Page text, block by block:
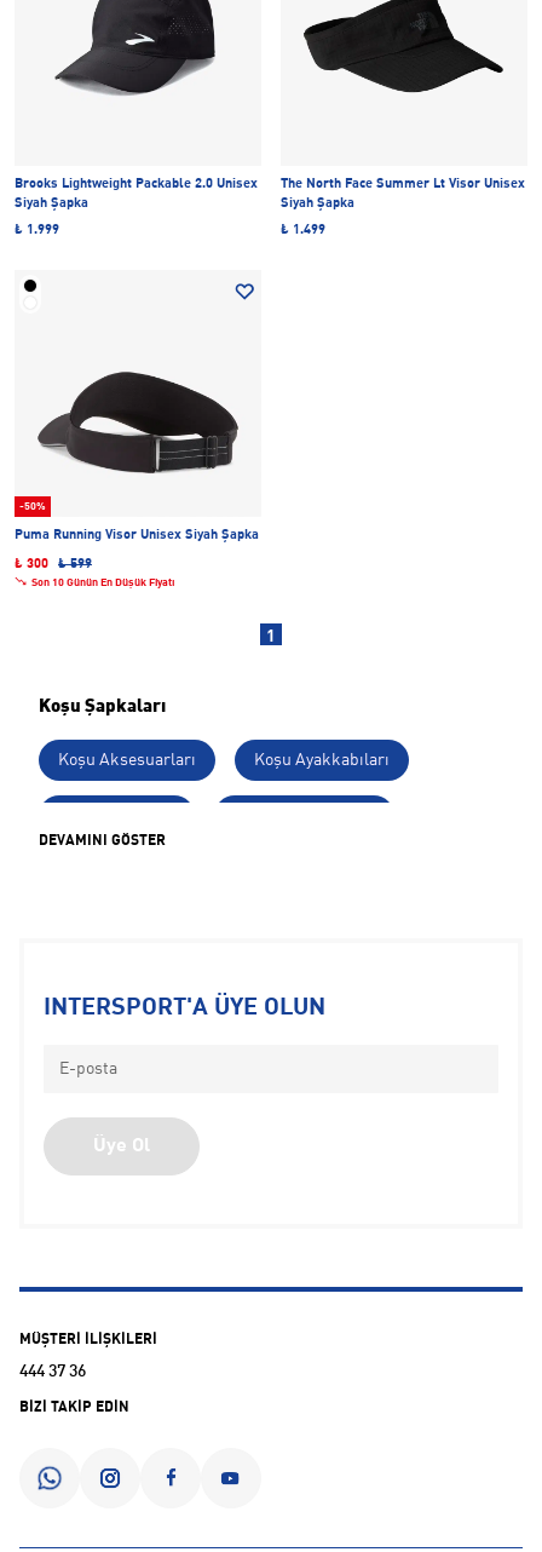
Brooks Lightweight Packable 2.0 Unisex
Siyah Şapka
₺ 1.999
The North Face Summer Lt Visor Unisex
Siyah Şapka
₺ 1.499
-50%
Puma Running Visor Unisex Siyah Şapka
₺ 300 ₺ 599
Son 10 Günün En Düşük Fiyatı
1
Koşu Şapkaları
Koşu Aksesuarları Koşu Ayakkabıları
Trail Koşu Ürünleri
DEVAMINI GÖSTER
INTERSPORT'A ÜYE OLUN
Üye Ol
MÜŞTERİ İLİŞKİLERİ
444 37 36
BİZİ TAKİP EDİN